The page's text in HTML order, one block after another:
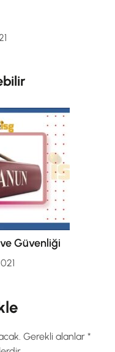
Güvenliği
Gerekli alanlar *